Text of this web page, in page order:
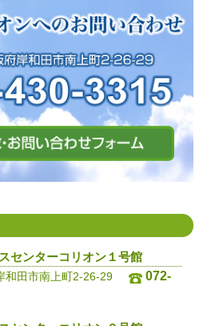
センターコリオン１号館
和田市南上町2-26-29
072-